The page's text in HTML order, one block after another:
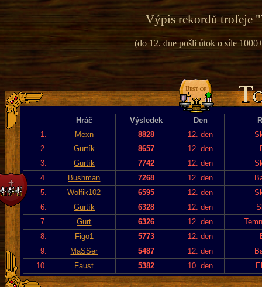
Výpis rekordů trofeje "
(do 12. dne pošli útok o síle
Hráč Výsledek Den
1.
Mexn 8828 12. den
2.
Gurtík 8657 12. den
3.
Gurtík 7742 12. den
4.
Bushman 7268 12. den
5.
Wolfik102 6595 12. den
6.
Gurtík 6328 12. den
7.
Gurt 6326 12. den
8.
Figo1 5773 12. den
9.
MaSSer 5487 12. den
10.
Faust 5382 10. den